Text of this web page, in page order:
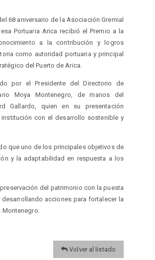
68 aniversario de la Asociación Gremial
Portuaria Arica recibió el Premio a la
a la contribución y logros
como autoridad portuaria y principal
del Puerto de Arica.
por el Presidente del Directorio de
Moya Montenegro, de manos del
Gallardo, quien en su presentación
con el desarrollo sostenible y
que uno de los principales objetivos de
y la adaptabilidad en respuesta a los
del patrimonio con la puesta
acciones para fortalecer la
Montenegro.
Volver al listado